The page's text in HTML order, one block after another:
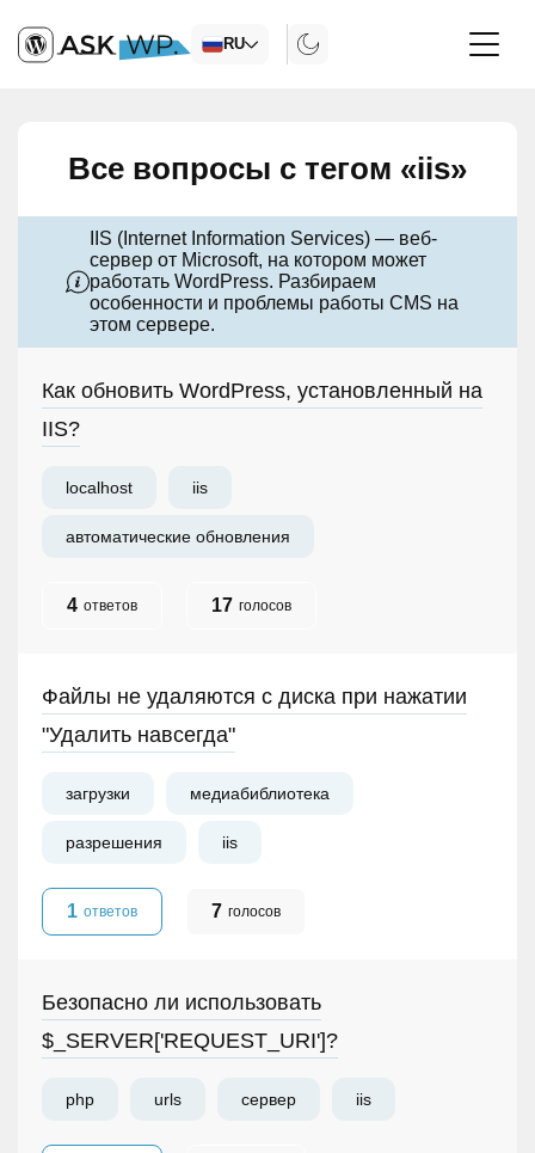
RU
Все вопросы с тегом «iis»
IIS (Internet Information Services) — веб-
сервер от Microsoft, на котором может
работать WordPress. Разбираем
особенности и проблемы работы CMS на
этом сервере.
Как обновить WordPress, установленный на
IIS?
localhost iis
автоматические обновления
4 ответов 17 голосов
Файлы не удаляются с диска при нажатии
"Удалить навсегда"
загрузки медиабиблиотека
разрешения iis
1 ответов 7 голосов
Безопасно ли использовать
$_SERVER['REQUEST_URI']?
php urls сервер iis